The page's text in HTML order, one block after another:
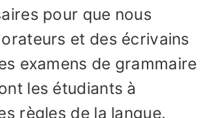
pour que nous
et des écrivains
examens de grammaire
les étudiants à
règles de la langue.